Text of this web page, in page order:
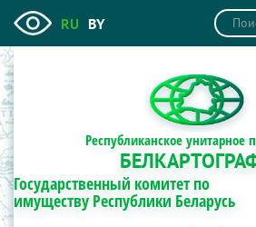
RU BY
Республиканское унитарное
Государственный комитет по
имуществу Республики Беларусь